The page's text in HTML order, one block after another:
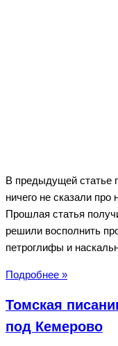
В предыдущей статье
ничего не сказали
Прошлая статья
решили восполнить
петроглифы и
Подробнее »
древних
людей
Томская
под Кемерово